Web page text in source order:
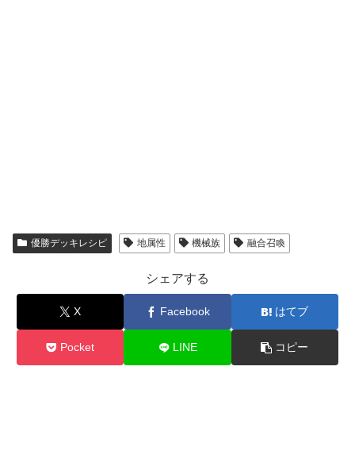
優勝デッキレシピ 地属性 機械族 融合召喚
シェアする
X Facebook はてブ
Pocket LINE コピー